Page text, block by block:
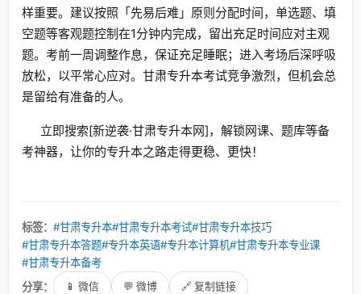
样重要。建议按照「先易后难」原则分配时间，单选题、填
空题等客观题控制在1分钟内完成，留出充足时间应对主观
题。考前一周调整作息，保证充足睡眠；进入考场后深呼吸
放松，以平常心应对。甘肃专升本考试竞争激烈，但机会总
是留给有准备的人。
立即搜索[新逆袭·甘肃专升本网]，解锁网课、题库等备
考神器，让你的专升本之路走得更稳、更快！
标签： #甘肃专升本#甘肃专升本考试#甘肃专升本技巧
#甘肃专升本答题#专升本英语#专升本计算机#甘肃专升本专业课
#甘肃专升本备考
分享：
📱 微信 💬 微博 🔗 复制链接